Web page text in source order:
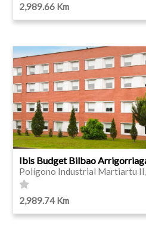
2,989.66 Km
Ibis Budget Bilbao
Polígono Industrial Martiartu
2,989.74 Km